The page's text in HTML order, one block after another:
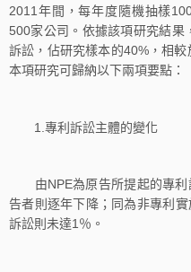
2011年間，每年度隨機抽樣
500家公司。依據該項研究結果
訴訟，佔研究樣本的40%，相
本項研究可歸納以下兩項要點：
1.專利訴訟主體的變化
由NPE為原告所提起的專利
告者則逐年下降；同為非專利
訴訟則未達1％。